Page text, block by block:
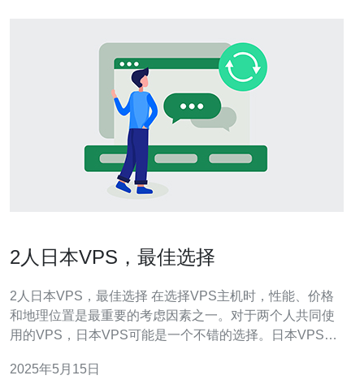
2人日本VPS，最佳选择
2人日本VPS，最佳选择 在选择VPS主机时，性能、价格
和地理位置是最重要的考虑因素之一。对于两个人共同使
用的VPS，日本VPS可能是一个不错的选择。日本VPS通
惠。 日本VPS通常采用SSD硬盘和高性能处理器，能够提
2025年5月15日